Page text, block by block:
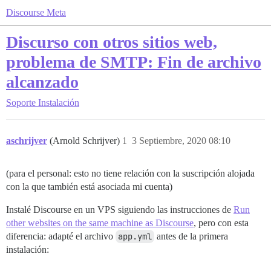
Discourse Meta
Discurso con otros sitios web,
problema de SMTP: Fin de archivo
alcanzado
Soporte Instalación
aschrijver (Arnold Schrijver) 3 Septiembre, 2020 08:10
1
(para el personal: esto no tiene relación con la suscripción alojada
con la que también está asociada mi cuenta)
Instalé Discourse en un VPS siguiendo las instrucciones de Run
other websites on the same machine as Discourse, pero con esta
diferencia: adapté el archivo app.yml antes de la primera
instalación: